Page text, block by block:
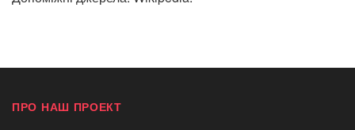
ПРО НАШ ПРОЕКТ